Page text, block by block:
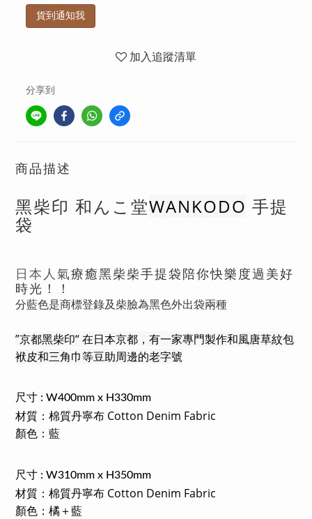
貨到通知我
加入追蹤清單
分享到
商品描述
黑柴印 和んこ堂WANKODO 手提
袋
日本人氣療癒黑柴柴手提袋陪你快樂度過美好
時光！！
分藍色是商標登錄及柴臉為黑色外出袋兩種
”京都黑柴印“ 在日本京都，有一家專門製作和風唐草紋包
袱皮和三角巾等豆助周邊的老字號
尺寸 : W400mm x H330mm
材質：棉質丹寧布 Cotton Denim Fabric
顏色：藍
尺寸 : W310mm x H350mm
材質：棉質丹寧布 Cotton Denim Fabric
顏色：橘＋藍